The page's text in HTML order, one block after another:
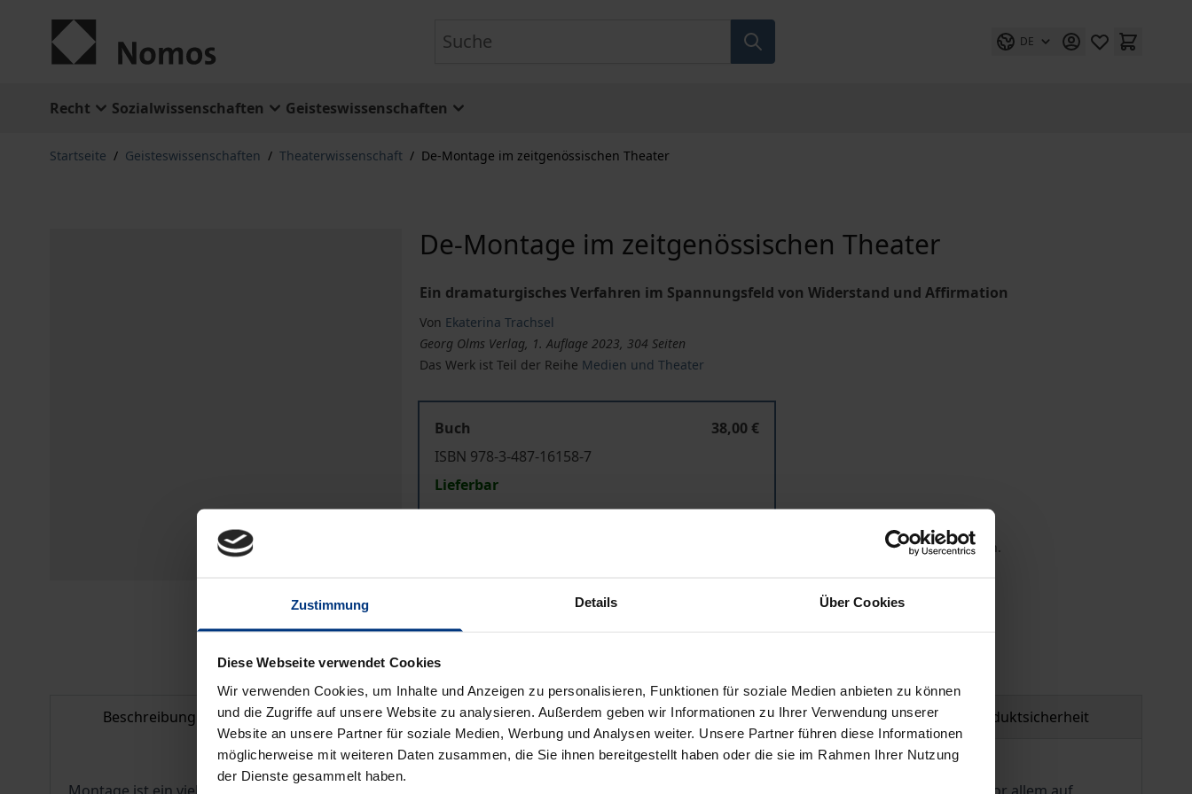
Zustimmung Details Über Cookies
Diese Webseite verwendet Cookies
Wir verwenden Cookies, um Inhalte und Anzeigen zu personalisieren, Funktionen für soziale Medien anbieten zu können
und die Zugriffe auf unsere Website zu analysieren. Außerdem geben wir Informationen zu Ihrer Verwendung unserer
Website an unsere Partner für soziale Medien, Werbung und Analysen weiter. Unsere Partner führen diese Informationen
möglicherweise mit weiteren Daten zusammen, die Sie ihnen bereitgestellt haben oder die sie im Rahmen Ihrer Nutzung
der Dienste gesammelt haben.
DE
Recht Sozialwissenschaften Geisteswissenschaften
Startseite / Geisteswissenschaften / Theaterwissenschaft / De-Montage im zeitgenössischen Theater
De-Montage im zeitgenössischen Theater
Ein dramaturgisches Verfahren im Spannungsfeld von Widerstand und Affirmation
Von Ekaterina Trachsel
Georg Olms Verlag, 1. Auflage 2023, 304 Seiten
Das Werk ist Teil der Reihe Medien und Theater
Buch
38,00 €
ISBN 978-3-487-16158-7
Lieferbar
Preisangaben inkl. MwSt. Abhängig von der Lieferadresse kann die MwSt. an der Kasse variieren.
In den Warenkorb Zur Wunschliste hinzufügen
Hinweise zu Versandkosten
Beschreibung Bibliografische Angaben Rezensionen Zusatzmaterial Produktsicherheit